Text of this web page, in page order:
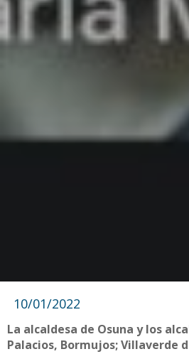
10/01/2022
La alcaldesa de Osuna y los
Palacios, Bormujos; Villaverde